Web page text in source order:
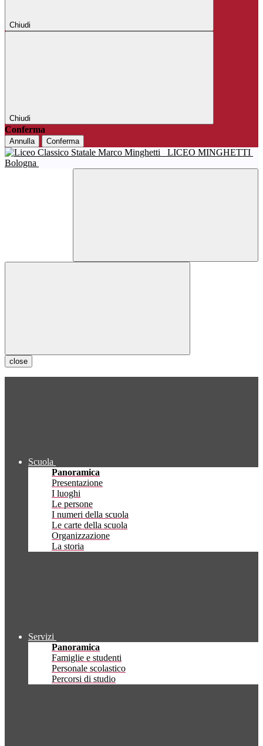
Chiudi
Chiudi
Conferma
Annulla Conferma
LICEO MINGHETTI
Bologna
close
Scuola
Panoramica
Presentazione
I luoghi
Le persone
I numeri della scuola
Le carte della scuola
Organizzazione
La storia
Servizi
Panoramica
Famiglie e studenti
Personale scolastico
Percorsi di studio